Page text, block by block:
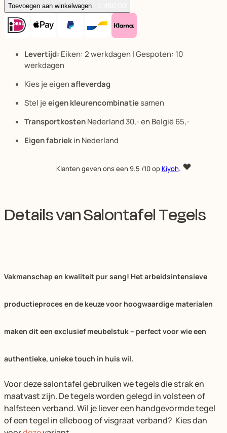
Toevoegen aan winkelwagen
Levertijd: Eiken: 2 werkdagen | Gespoten: 10
werkdagen
Kies je eigenafleverdag
Stel jeeigen kleurencombinatiesamen
TransportkostenNederland 30,- en België 65,-
Eigen fabriekin Nederland
Klanten geven ons een 9.5 /10 opKiyoh.
Details van Salontafel Tegels
Vakmanschap en kwaliteit pur sang! Het arbeidsintensieve
productieproces en de keuze voor hoogwaardige materialen
maken dit een exclusief meubelstuk – perfect voor wie een
authentieke, unieke touch in huis wil.
Voor deze salontafel gebruiken we tegels die strak en
maatvast zijn. De tegels worden gelegd in volsteen of
halfsteen verband. Wil je liever een handgevormde tegel
of een tegel in elleboog of visgraat verband? Kies dan